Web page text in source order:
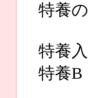
特養
特養
特養B